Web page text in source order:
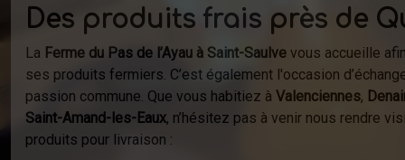
Des produits frais près de
La Ferme du Pas de l’Ayau à Saint-Saulve vous accueille
ses produits fermiers. C’est également l'occasion
passion commune. Que vous habitiez à Valenciennes,
Saint-Amand-les-Eaux, n’hésitez pas à venir nous rendre
produits pour livraison :